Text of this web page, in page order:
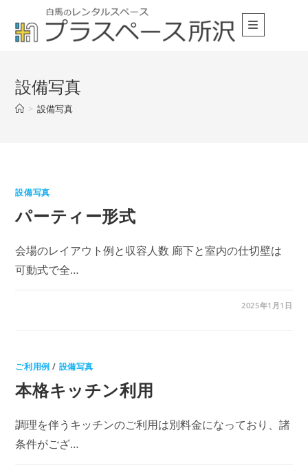
設備写真
> 設備写真
設備写真
パーティー形式
会場のレイアウト例と収容人数 廊下と室内の仕切壁は
可動式で全…
2025年1月1日
ご利用例 / 設備写真
本格キッチン利用
調理を伴うキッチンのご利用は別料金になっており、諸
条件がござ…